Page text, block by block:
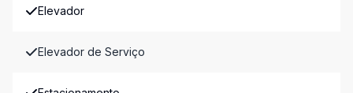
Elevador
Elevador de Serviço